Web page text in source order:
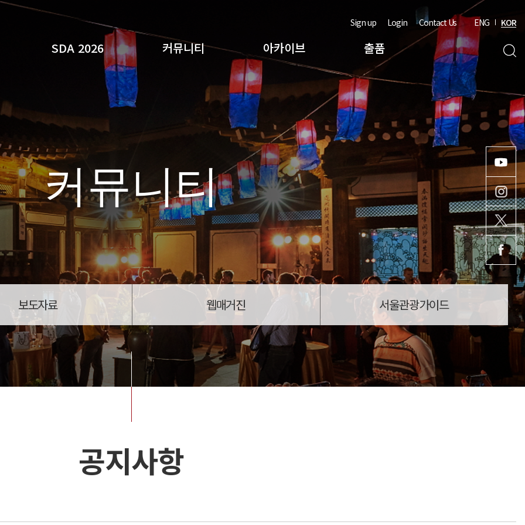
SDA 2026 커뮤니티 아카이브 출품
Sign up Login Contact Us ENG KOR
검색
커뮤니티
보도자료 웹매거진 서울관광가이드
공지사항